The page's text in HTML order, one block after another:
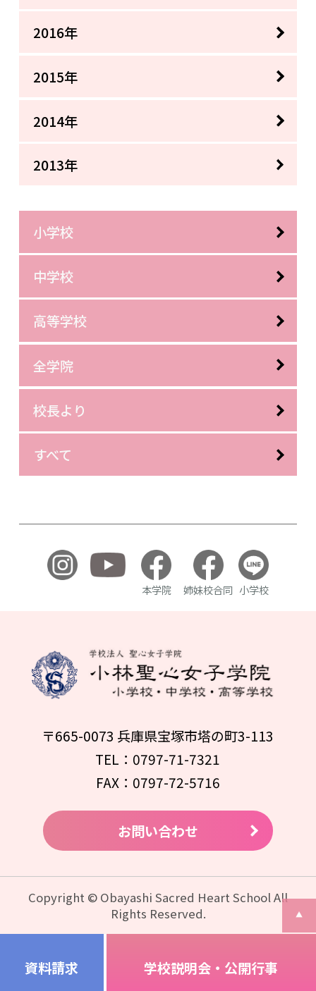
2016年
2015年
2014年
2013年
小学校
中学校
高等学校
全学院
校長より
すべて
資料請求 学校説明会・公開行事
本学院 姉妹校合同 小学校
〒665-0073 兵庫県宝塚市塔の町3-113
TEL：0797-71-7321
FAX：0797-72-5716
お問い合わせ
Copyright © Obayashi Sacred Heart School All
Rights Reserved.